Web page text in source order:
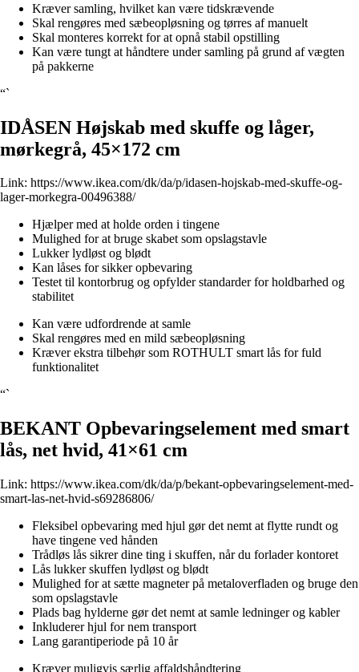
Kræver samling, hvilket kan være tidskrævende
Skal rengøres med sæbeopløsning og tørres af manuelt
Skal monteres korrekt for at opnå stabil opstilling
Kan være tungt at håndtere under samling på grund af vægten
på pakkerne
“`
IDÅSEN Højskab med skuffe og låger,
mørkegrå, 45×172 cm
Link: https://www.ikea.com/dk/da/p/idasen-hojskab-med-skuffe-og-
lager-morkegra-00496388/
Hjælper med at holde orden i tingene
Mulighed for at bruge skabet som opslagstavle
Lukker lydløst og blødt
Kan låses for sikker opbevaring
Testet til kontorbrug og opfylder standarder for holdbarhed og
stabilitet
Kan være udfordrende at samle
Skal rengøres med en mild sæbeopløsning
Kræver ekstra tilbehør som ROTHULT smart lås for fuld
funktionalitet
“`
BEKANT Opbevaringselement med smart
lås, net hvid, 41×61 cm
Link: https://www.ikea.com/dk/da/p/bekant-opbevaringselement-med-
smart-las-net-hvid-s69286806/
Fleksibel opbevaring med hjul gør det nemt at flytte rundt og
have tingene ved hånden
Trådløs lås sikrer dine ting i skuffen, når du forlader kontoret
Lås lukker skuffen lydløst og blødt
Mulighed for at sætte magneter på metaloverfladen og bruge den
som opslagstavle
Plads bag hylderne gør det nemt at samle ledninger og kabler
Inkluderer hjul for nem transport
Lang garantiperiode på 10 år
Kræver muligvis særlig affaldshåndtering